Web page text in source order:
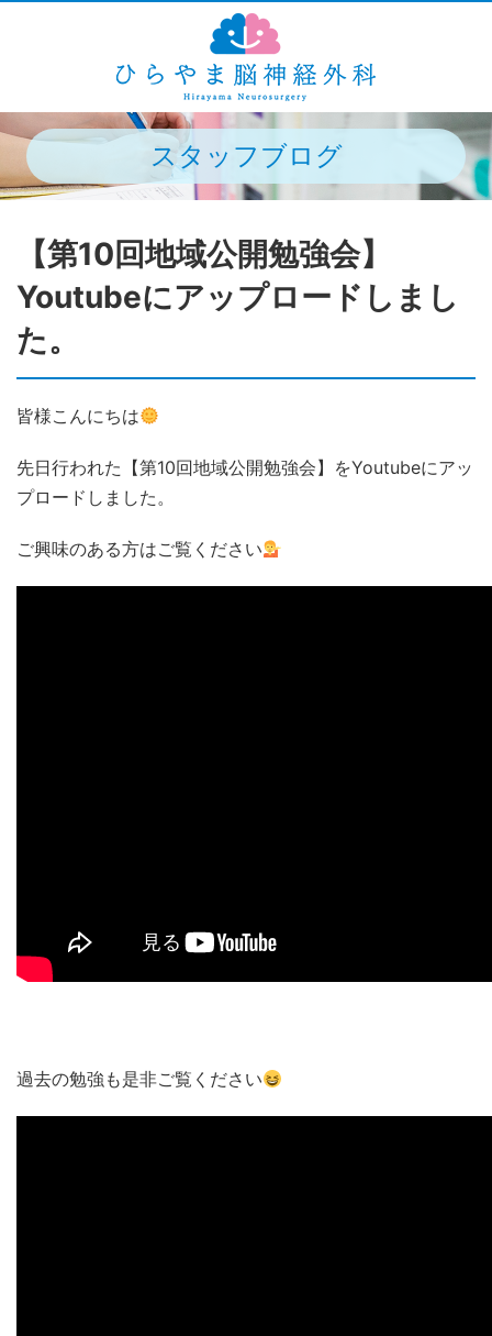
スタッフブログ
【第10回地域公開勉強会】
Youtubeにアップロードしまし
た。
皆様こんにちは
先日行われた【第10回地域公開勉強会】をYoutubeにアッ
プロードしました。
ご興味のある方はご覧ください
過去の勉強も是非ご覧ください